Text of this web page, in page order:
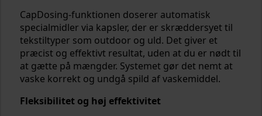
CapDosing-funktionen doserer automatisk
specialmidler via kapsler, der er skræddersyet til
tekstiltyper som outdoor og uld. Det giver et
præcist og effektivt resultat, uden at du er nødt til
at gætte på mængder. Systemet gør det nemt at
vaske korrekt og undgå spild af vaskemiddel.
Fleksibilitet og høj effektivitet